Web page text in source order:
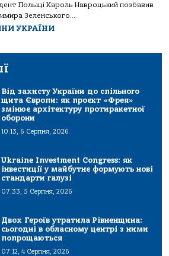
Польщі Кароль Навроцький позбавив
Зеленського...
УКРАЇНИ
Від захисту України до спільного
щита Європи: як проєкт «Фрея»
змінює архітектуру протиракетної
оборони
10:13, 6 Серпня, 2026
Ukraine Investment Congress: як
інвестиції у майбутнє формують нові
стандарти галузі
07:33, 5 Серпня, 2026
Двох Героїв утратила Рівненщина:
сьогодні в обласному центрі з ними
попрощаються
07:12, 4 Серпня, 2026